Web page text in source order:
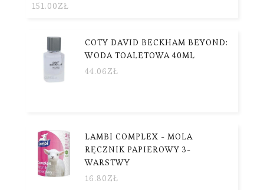
151.00ZŁ
COTY DAVID BECKHAM BEYOND:
WODA TOALETOWA 40ML
44.06ZŁ
LAMBI COMPLEX - MOLA
RĘCZNIK PAPIEROWY 3-
WARSTWY
16.80ZŁ